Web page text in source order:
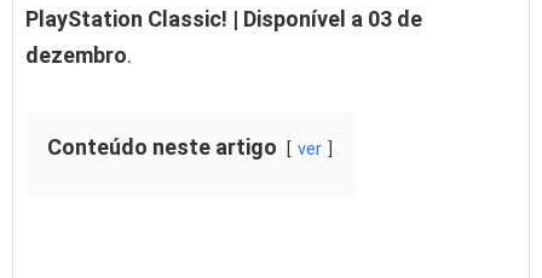
PlayStation Classic! | Disponível a 03 de
dezembro.
Conteúdo neste artigo ver